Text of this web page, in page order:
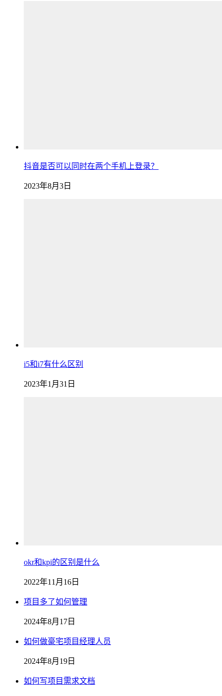
抖音是否可以同时在两个手机上登录？
2023年8月3日
i5和i7有什么区别
2023年1月31日
okr和kpi的区别是什么
2022年11月16日
项目多了如何管理
2024年8月17日
如何做豪宅项目经理人员
2024年8月19日
如何写项目需求文档